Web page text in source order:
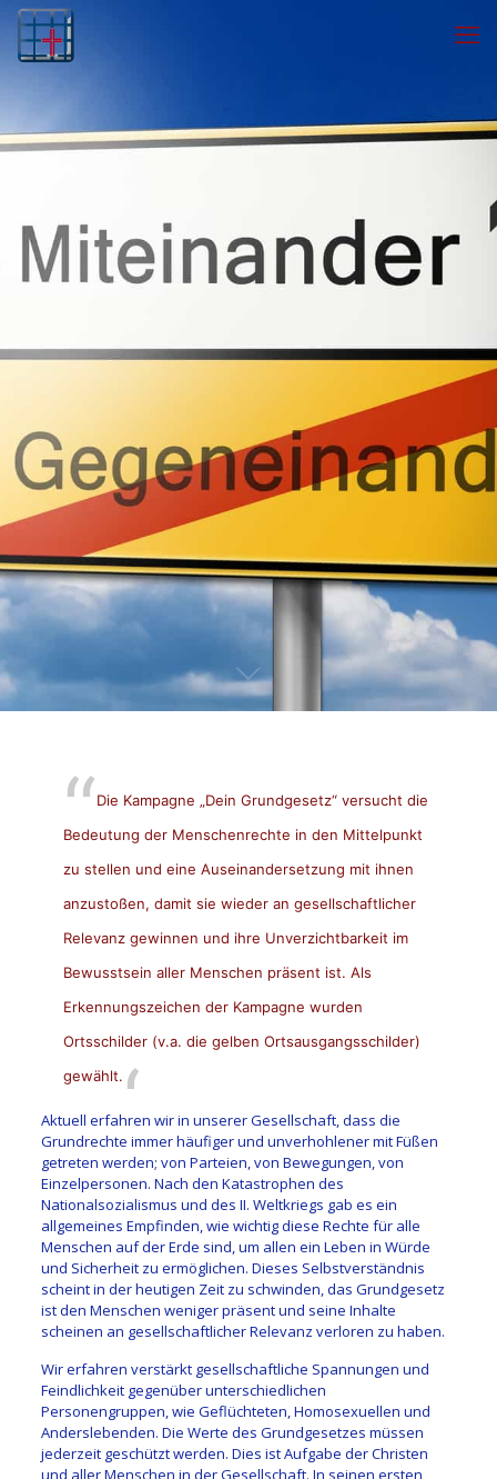
Die Kampagne „Dein Grundgesetz“ versucht die
Bedeutung der Menschenrechte in den Mittelpunkt
zu stellen und eine Auseinandersetzung mit ihnen
anzustoßen, damit sie wieder an gesellschaftlicher
Relevanz gewinnen und ihre Unverzichtbarkeit im
Bewusstsein aller Menschen präsent ist. Als
Erkennungszeichen der Kampagne wurden
Ortsschilder (v.a. die gelben Ortsausgangsschilder)
gewählt.
Aktuell erfahren wir in unserer Gesellschaft, dass die
Grundrechte immer häufiger und unverhohlener mit Füßen
getreten werden; von Parteien, von Bewegungen, von
Einzelpersonen. Nach den Katastrophen des
Nationalsozialismus und des II. Weltkriegs gab es ein
allgemeines Empfinden, wie wichtig diese Rechte für alle
Menschen auf der Erde sind, um allen ein Leben in Würde
und Sicherheit zu ermöglichen. Dieses Selbstverständnis
scheint in der heutigen Zeit zu schwinden, das Grundgesetz
ist den Menschen weniger präsent und seine Inhalte
scheinen an gesellschaftlicher Relevanz verloren zu haben.
Wir erfahren verstärkt gesellschaftliche Spannungen und
Feindlichkeit gegenüber unterschiedlichen
Personengruppen, wie Geflüchteten, Homosexuellen und
Anderslebenden. Die Werte des Grundgesetzes müssen
jederzeit geschützt werden. Dies ist Aufgabe der Christen
und aller Menschen in der Gesellschaft. In seinen ersten